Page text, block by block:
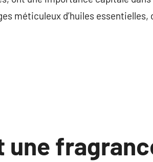
méticuleux d’huiles essentielles,
une